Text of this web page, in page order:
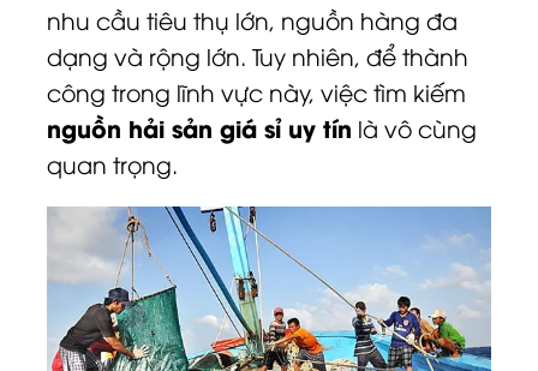
nhu cầu tiêu thụ lớn, nguồn hàng đa
dạng và rộng lớn. Tuy nhiên, để thành
công trong lĩnh vực này, việc tìm kiếm
nguồn hải sản giá sỉ uy tín là vô cùng
quan trọng.